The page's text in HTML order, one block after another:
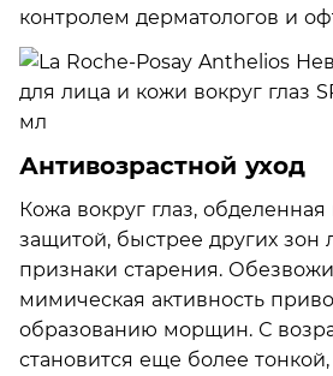
контролем дерматологов и
Антивозрастной уход
Кожа вокруг глаз,
защитой, быстрее других зон
признаки старения.
мимическая активность
образованию морщин. С
становится еще более тонкой,